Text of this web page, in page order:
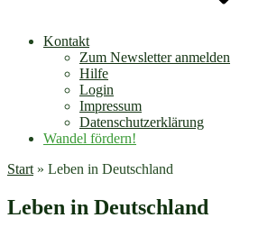
Kontakt
Zum Newsletter anmelden
Hilfe
Login
Impressum
Datenschutzerklärung
Wandel fördern!
Start » Leben in Deutschland
Leben in Deutschland